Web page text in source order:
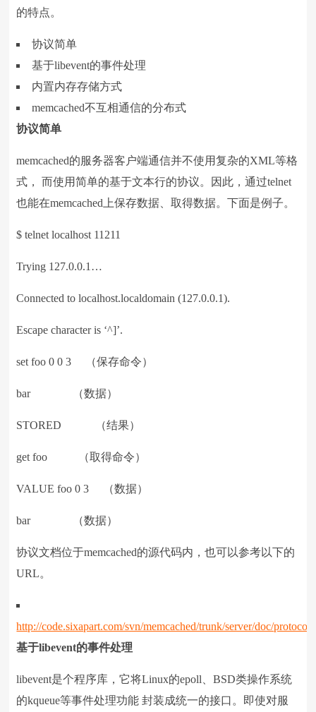
的特点。
协议简单
基于libevent的事件处理
内置内存存储方式
memcached不互相通信的分布式
协议简单
memcached的服务器客户端通信并不使用复杂的XML等格
式， 而使用简单的基于文本行的协议。因此，通过telnet
也能在memcached上保存数据、取得数据。下面是例子。
$ telnet localhost 11211
Trying 127.0.0.1…
Connected to localhost.localdomain (127.0.0.1).
Escape character is ‘^]’.
set foo 0 0 3 （保存命令）
bar （数据）
STORED （结果）
get foo （取得命令）
VALUE foo 0 3 （数据）
bar （数据）
协议文档位于memcached的源代码内，也可以参考以下的
URL。
http://code.sixapart.com/svn/memcached/trunk/server/doc/
基于libevent的事件处理
libevent是个程序库，它将Linux的epoll、BSD类操作系统
的kqueue等事件处理功能 封装成统一的接口。即使对服